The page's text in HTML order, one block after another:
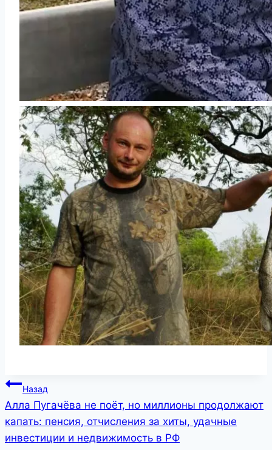
Навигация
по
записям
Назад
Алла Пугачёва не поёт, но миллионы продолжают
капать: пенсия, отчисления за хиты, удачные
инвестиции и недвижимость в РФ